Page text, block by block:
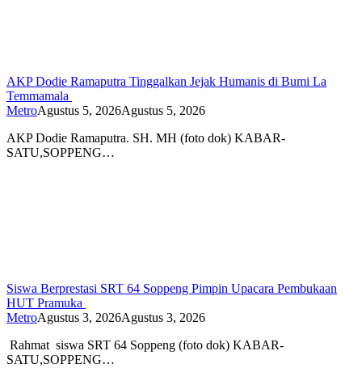
AKP Dodie Ramaputra Tinggalkan Jejak Humanis di Bumi La
Temmamala
MetroAgustus 5, 2026Agustus 5, 2026
AKP Dodie Ramaputra. SH. MH (foto dok) KABAR-
SATU,SOPPENG…
Siswa Berprestasi SRT 64 Soppeng Pimpin Upacara Pembukaan
HUT Pramuka
MetroAgustus 3, 2026Agustus 3, 2026
Rahmat siswa SRT 64 Soppeng (foto dok) KABAR-
SATU,SOPPENG…